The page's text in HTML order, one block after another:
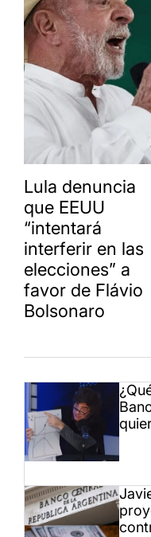
Lula denuncia
que EEUU
“intentará
interferir en las
elecciones” a
favor de Flávio
Bolsonaro